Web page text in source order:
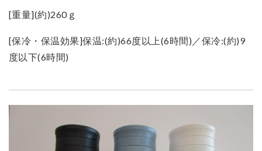
[重量](約)260ｇ
[保冷・保温効果]保温:(約)66度以上(6時間)／保冷:(約)9
度以下(6時間)